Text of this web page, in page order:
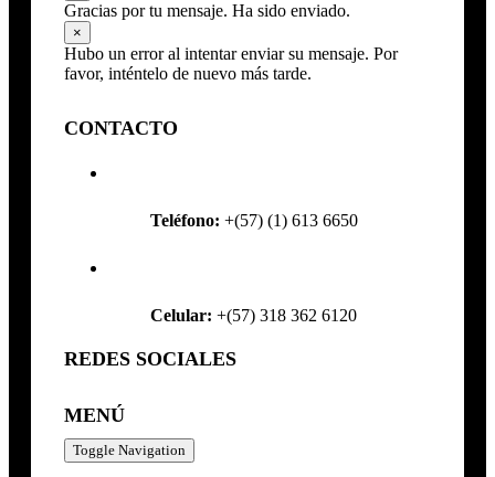
Gracias por tu mensaje. Ha sido enviado.
×
Hubo un error al intentar enviar su mensaje. Por
favor, inténtelo de nuevo más tarde.
CONTACTO
Teléfono: +(57) (1) 613 6650
Celular: +(57) 318 362 6120
REDES SOCIALES
MENÚ
Toggle Navigation